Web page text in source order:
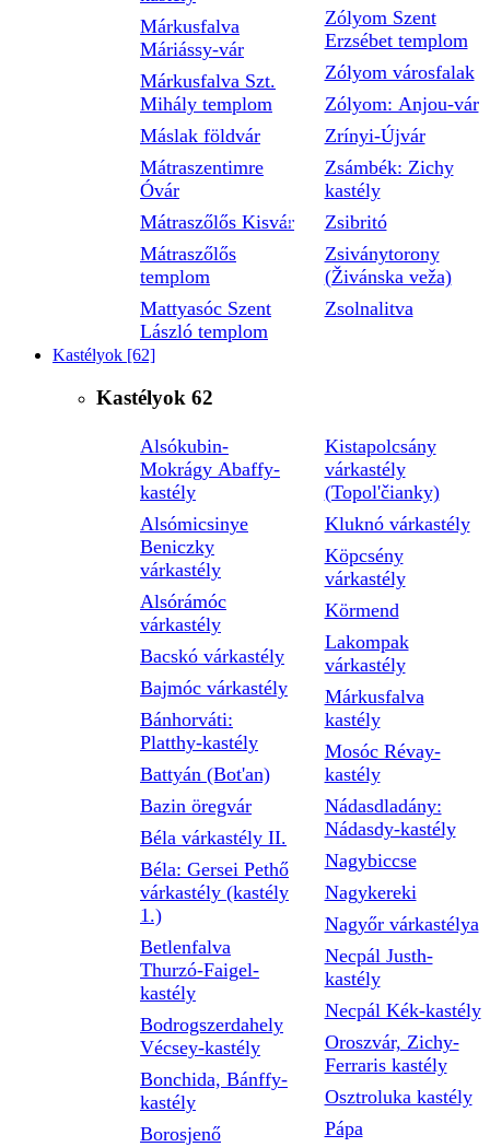
Márkusfalva
Máriássy-vár
Márkusfalva Szt.
Mihály templom
Máslak földvár
Mátraszentimre
Óvár
Mátraszőlős Kisvár
Mátraszőlős
templom
Mattyasóc Szent
László templom
Zólyom Szent
Erzsébet templom
Zólyom városfalak
Zólyom: Anjou-vár
Zrínyi-Újvár
Zsámbék: Zichy
kastély
Zsibritó
Zsiványtorony
(Živánska veža)
Zsolnalitva
Kastélyok [62]
Kastélyok 62
Alsókubin-
Mokrágy Abaffy-
kastély
Alsómicsinye
Beniczky
várkastély
Alsórámóc
várkastély
Bacskó várkastély
Bajmóc várkastély
Bánhorváti:
Platthy-kastély
Battyán (Bot'an)
Bazin öregvár
Béla várkastély II.
Béla: Gersei Pethő
várkastély (kastély
1.)
Betlenfalva
Thurzó-Faigel-
kastély
Bodrogszerdahely
Vécsey-kastély
Bonchida, Bánffy-
kastély
Borosjenő
Kistapolcsány
várkastély
(Topol'čianky)
Kluknó várkastély
Köpcsény
várkastély
Körmend
Lakompak
várkastély
Márkusfalva
kastély
Mosóc Révay-
kastély
Nádasdladány:
Nádasdy-kastély
Nagybiccse
Nagykereki
Nagyőr várkastélya
Necpál Justh-
kastély
Necpál Kék-kastély
Oroszvár, Zichy-
Ferraris kastély
Osztroluka kastély
Pápa